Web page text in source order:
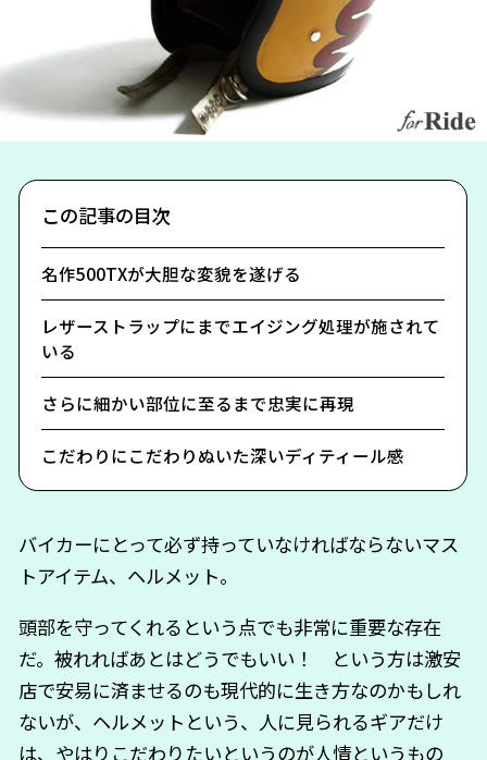
この記事の目次
名作500TXが大胆な変貌を遂げる
レザーストラップにまでエイジング処理が施されて
いる
さらに細かい部位に至るまで忠実に再現
こだわりにこだわりぬいた深いディティール感
バイカーにとって必ず持っていなければならないマス
トアイテム、ヘルメット。
頭部を守ってくれるという点でも非常に重要な存在
だ。被れればあとはどうでもいい！ という方は激安
店で安易に済ませるのも現代的に生き方なのかもしれ
ないが、ヘルメットという、人に見られるギアだけ
は、やはりこだわりたいというのが人情というもの